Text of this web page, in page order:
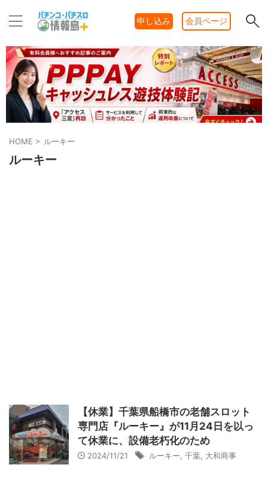
申し込み 会員ページ
HOME > ルーキー
ルーキー
【休業】千葉県船橋市の老舗スロット
専門店『ルーキー』が11月24日を以っ
て休業に、設備老朽化のため
2024/11/21 ルーキー, 千葉, 大和商事